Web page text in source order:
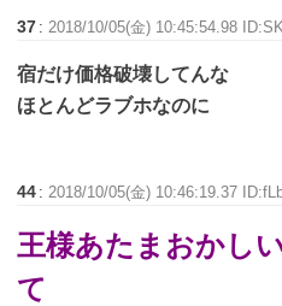
37 : 2018/10/05(金) 10:45:54.98
宿だけ価格破壊してんな
ほとんどラブホなのに
44 : 2018/10/05(金) 10:46:19.37
王様あたまおかし
て